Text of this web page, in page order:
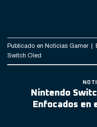
Publicado en Noticias Gamer |
Switch Oled
Nintendo
Enfocados en